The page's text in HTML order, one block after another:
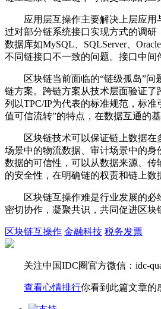
应用层互操作主要解决上层应
过对部分链系统接口实现方式的调
数据库如MySQL、SQLServer、
不同链接口不一致的问题。接口中
区块链当前面临的“链级孤岛”
链方案。跨链方案从技术层面验证
列以TPC/IP为代表的标准规范，标
值可信流转”的特点，在数据互通的
区块链技术可以保证链上数据
场景中的物流数据、审计场景中的
数据的可信性，可以从数据来源、
的安全性，在明确链的权责和链上数
区块链互操作难是行业发展的
密切协作，凝聚共识，共同促进区块
区块链互操作 金融科技 税务发票
关注中国IDC圈官方微信： idc-
查看心情排行你看到此篇文章的